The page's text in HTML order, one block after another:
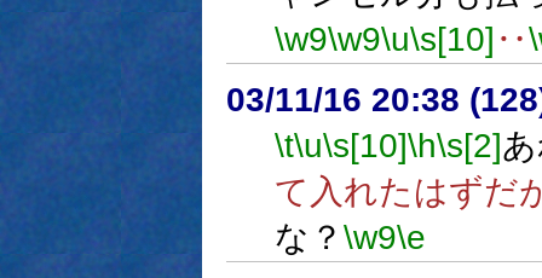
\w9\w9\u\s[10] ‥
03/11/16 20:38
\t\u\s[10]\h\s[2]
て入れたはずだ
な？ \w9\e